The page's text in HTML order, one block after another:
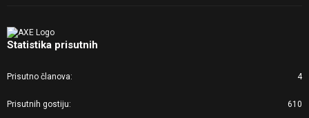
Statistika prisutnih
Prisutno članova 4
Prisutnih gostiju 610